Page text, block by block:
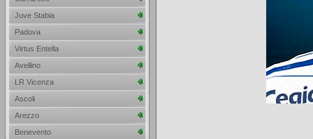
Juve Stabia
Padova
Virtus Entella
Avellino
LR Vicenza
Ascoli
Arezzo
Benevento